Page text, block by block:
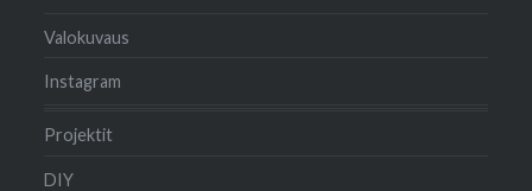
Valokuvaus
Instagram
Projektit
DIY